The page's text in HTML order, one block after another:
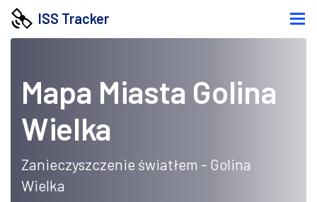
ISS Tracker
Mapa Miasta Golina
Wielka
Zanieczyszczenie światłem - Golina
Wielka